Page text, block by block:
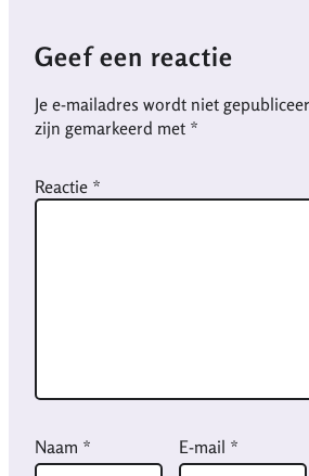
Geef een reactie
Je e-mailadres wordt niet
zijn gemarkeerd met *
Reactie *
Naam * E-mail *